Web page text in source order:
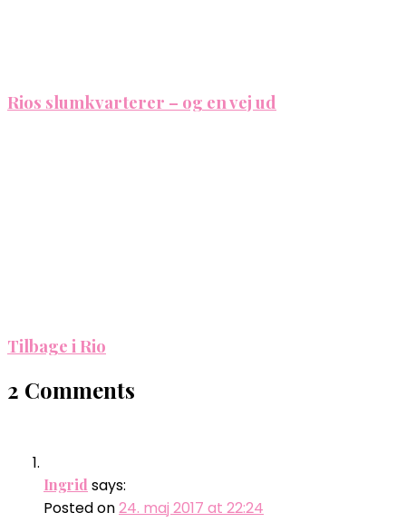
Rios slumkvarterer – og en vej ud
Tilbage i Rio
2 Comments
Ingrid says:
Posted on24. maj 2017 at 22:24